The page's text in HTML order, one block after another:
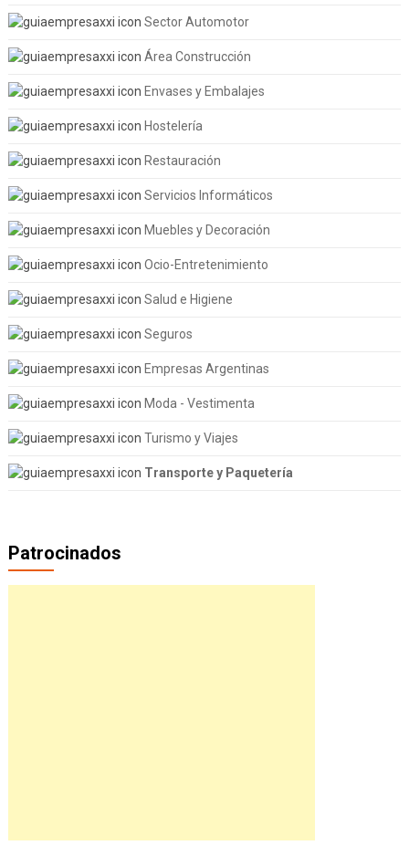
Sector Automotor
Área Construcción
Envases y Embalajes
Hostelería
Restauración
Servicios Informáticos
Muebles y Decoración
Ocio-Entretenimiento
Salud e Higiene
Seguros
Empresas Argentinas
Moda - Vestimenta
Turismo y Viajes
Transporte y Paquetería
Patrocinados